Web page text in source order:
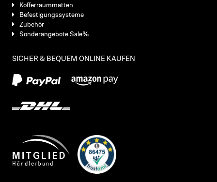
Kofferraummatten
Befestigungssysteme
Zubehör
Sonderangebote Sale%
SICHER & BEQUEM ONLINE KAUFEN